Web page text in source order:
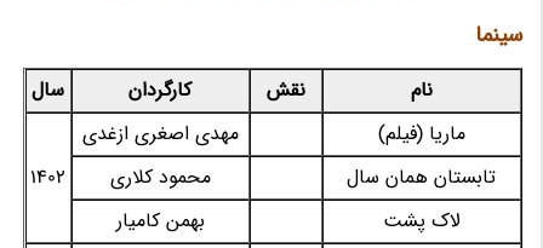
سینما
نام نقش کارگردان
سال
ماریا (فیلم)
مهدی اصغری ازغدی
1402
تابستان همان سال
محمود کلاری
لاک پشت
بهمن کامیار